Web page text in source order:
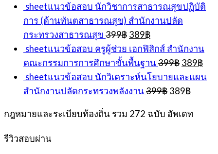
sheetแนวข้อสอบ นักวิชาการสาธารณสุขปฏิบัติ
การ (ด้านทันตสาธารณสุข) สำนักงานปลัด
กระทรวงสาธารณสุข 399฿ Original
price
was:
399฿.
389฿Current
price
is:
389฿.
sheetแนวข้อสอบ ครูผู้ช่วย เอกฟิสิกส์ สำนักงาน
คณะกรรมการการศึกษาขั้นพื้นฐาน 399฿ Original
was:
399฿.
389฿
is:
sheetแนวข้อสอบ นักวิเคราะห์นโยบายและแผน
สำนักงานปลัดกระทรวงพลังงาน 399฿ Original
was:
389฿
is:
กฎหมายและระเบียบท้องถิ่น รวม 272 ฉบับ อัพเดท
รีวิวสอบผ่าน